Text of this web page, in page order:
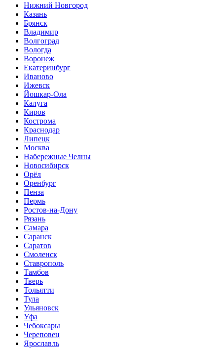
Нижний Нoвгород
Казань
Брянск
Владимир
Волгоград
Вологда
Воронеж
Екатеринбург
Иваново
Ижевск
Йошкар-Ола
Калуга
Киров
Кострома
Краснодар
Липецк
Москва
Набережные Челны
Новосибирск
Орёл
Оренбург
Пенза
Пермь
Ростов-на-Дону
Рязань
Самара
Саранск
Саратов
Смоленск
Ставрополь
Тамбов
Тверь
Тольятти
Тула
Ульяновск
Уфа
Чебоксары
Череповец
Ярославль